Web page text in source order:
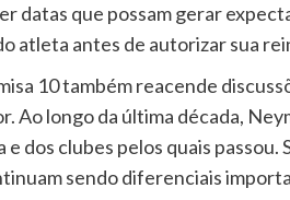
datas que possam gerar
atleta antes de autorizar sua
10 também reacende
Ao longo da última década,
e dos clubes pelos quais
sendo diferenciais